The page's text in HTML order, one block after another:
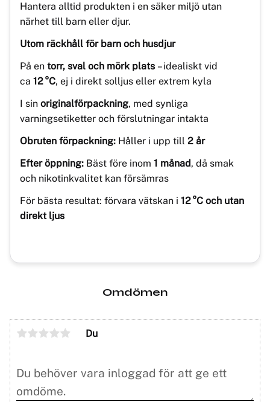
Hantera alltid produkten i en säker miljö utan
närhet till barn eller djur.
Utom räckhåll för barn och husdjur
På en torr, sval och mörk plats – idealiskt vid
ca 12 °C, ej i direkt solljus eller extrem kyla
I sin originalförpackning, med synliga
varningsetiketter och förslutningar intakta
Obruten förpackning: Håller i upp till 2 år
Efter öppning: Bäst före inom 1 månad, då smak
och nikotinkvalitet kan försämras
För bästa resultat: förvara vätskan i 12 °C och utan
direkt ljus
Omdömen
Du